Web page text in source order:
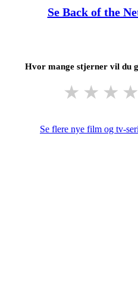
Se Back of the
Hvor mange stjerner vil du
★ ★ ★ ★
Se flere nye film og tv-